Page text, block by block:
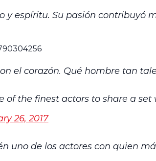
espíritu. Su pasión contribuyó
el corazón. Qué hombre tan
of the finest actors to share a
26, 2017
uno de los actores con quien